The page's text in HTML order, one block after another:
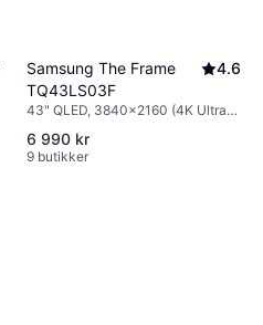
Samsung The Frame
TQ43LS03F
4.6
43" QLED, 3840x2160 (4K Ultra
6 990 kr
9 butikker